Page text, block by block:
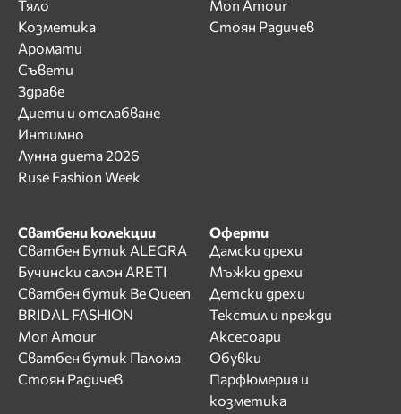
Тяло
Козметика
Аромати
Съвети
Здраве
Диети и отслабване
Интимно
Лунна диета 2026
Ruse Fashion Week
Mon Amour
Стоян Радичев
Сватбени колекции
Сватбен Бутик ALEGRA
Бучински салон ARETI
Сватбен бутик Be Queen
BRIDAL FASHION
Mon Amour
Сватбен бутик Палома
Стоян Радичев
Оферти
Дамски дрехи
Мъжки дрехи
Детски дрехи
Текстил и прежди
Аксесоари
Обувки
Парфюмерия и
козметика